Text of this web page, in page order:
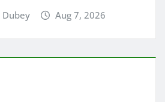
Dubey Aug 7, 2026